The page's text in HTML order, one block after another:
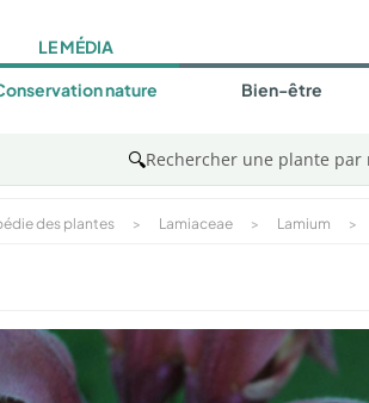
LE MÉDIA
nature Bien-être
🔍Rechercher une plante par
des plantes > Lamiaceae > Lamium >